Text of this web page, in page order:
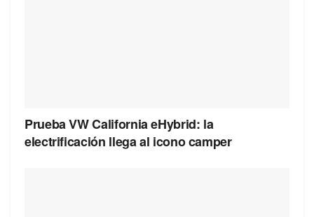
Prueba VW California eHybrid: la
electrificación llega al icono camper